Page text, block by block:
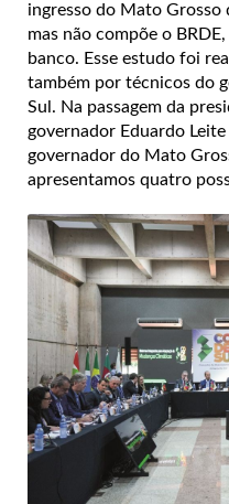
ingresso do Mato Grosso
mas não compõe o
banco. Esse estudo foi
também por técnicos do
Sul. Na passagem da
governador Eduardo
governador do Mato
apresentamos quatro